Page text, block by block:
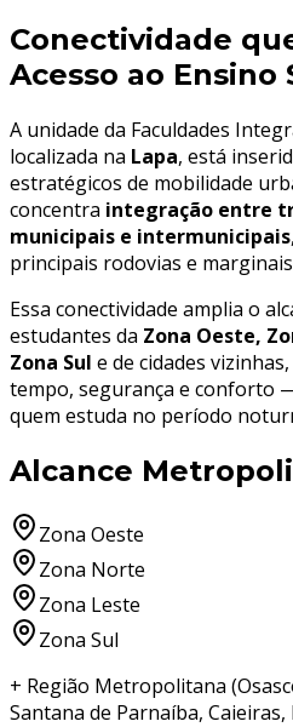
Conectividade
Acesso ao Ensino
A unidade da Faculdades
localizada na Lapa, está
estratégicos de mobilidade
concentra integração entre
municipais e intermunicipais
principais rodovias e
Essa conectividade amplia o
estudantes da Zona Oeste,
Zona Sul e de cidades
tempo, segurança e conforto
quem estuda no período
Alcance
Zona Oeste
Zona Norte
Zona Leste
Zona Sul
+ Região Metropolitana
Santana de Parnaíba, Caieiras,